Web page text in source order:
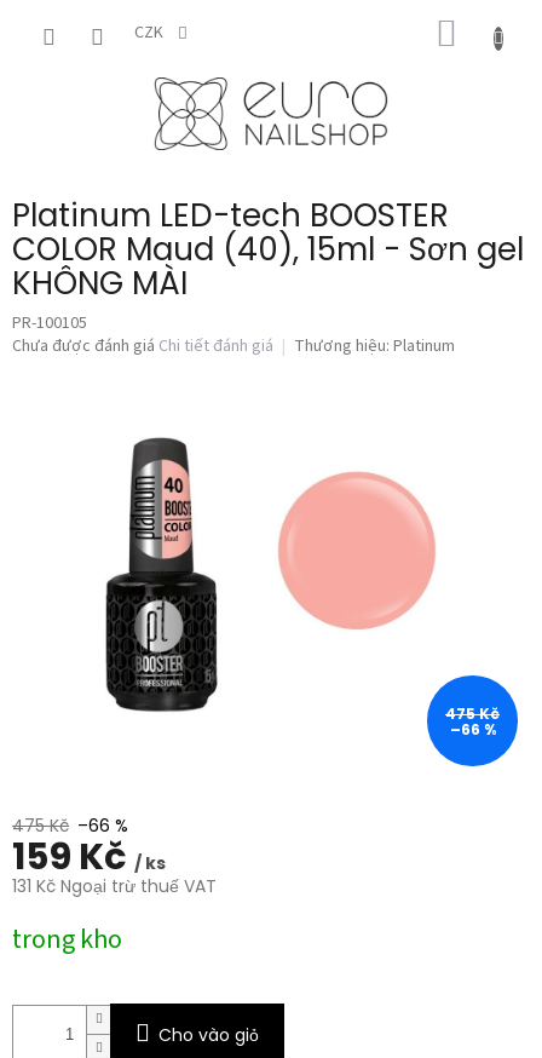
CZK
GIỎ
HÀNG
Platinum LED-tech BOOSTER
COLOR Maud (40), 15ml - Sơn gel
KHÔNG MÀI
PR-100105
Đánh
Chưa được đánh giá Chi tiết đánh giá Thương hiệu: Platinum
475 Kč
–66 %
475 Kč –66 %
159 Kč / ks
131 Kč Ngoại trừ thuế VAT
đo
trong kho
Cho vào giỏ